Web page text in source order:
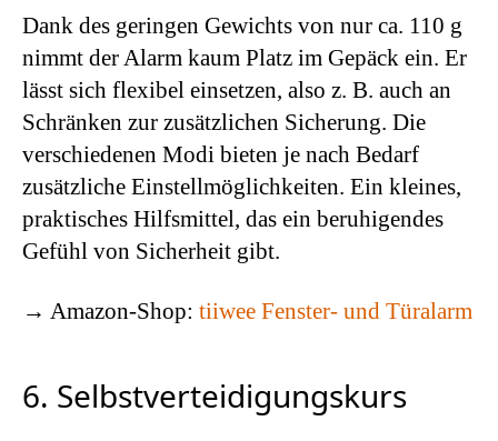
Dank des geringen Gewichts von nur ca. 110 g
nimmt der Alarm kaum Platz im Gepäck ein. Er
lässt sich flexibel einsetzen, also z. B. auch an
Schränken zur zusätzlichen Sicherung. Die
verschiedenen Modi bieten je nach Bedarf
zusätzliche Einstellmöglichkeiten. Ein kleines,
praktisches Hilfsmittel, das ein beruhigendes
Gefühl von Sicherheit gibt.
→ Amazon-Shop: tiiwee Fenster- und Türalarm
6. Selbstverteidigungskurs